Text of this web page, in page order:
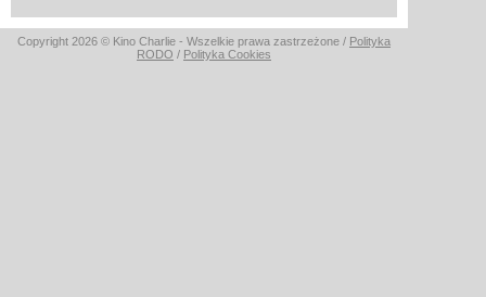
Copyright 2026 © Kino Charlie - Wszelkie prawa zastrzeżone / Polityka
RODO / Polityka Cookies